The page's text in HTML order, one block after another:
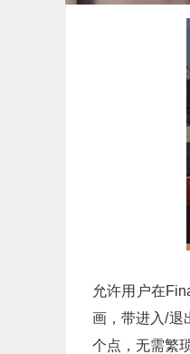
允许用户在
画，带进入/退
个点，无需繁